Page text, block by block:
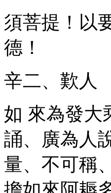
須菩提！以
德！
辛二、歎人
如 來為發大
誦、廣為人
量、不可稱